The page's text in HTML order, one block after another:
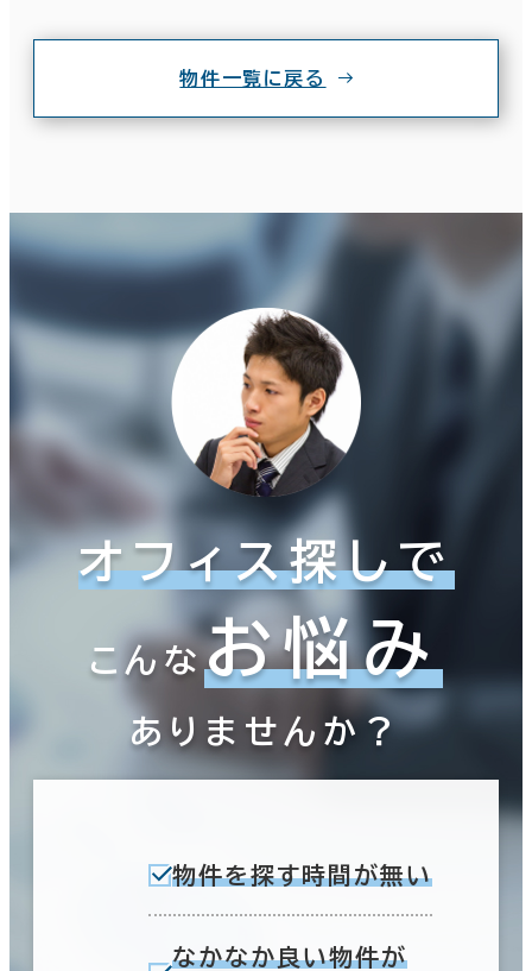
物件一覧に戻る
オフィス探しで
こんなお悩み
ありませんか？
物件を探す時間が無い
なかなか良い物件が